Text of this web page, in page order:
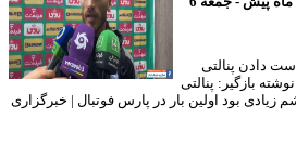
پنالتی
پنالتی
بود اولین بار در پارس فوتبال | خبرگزاری